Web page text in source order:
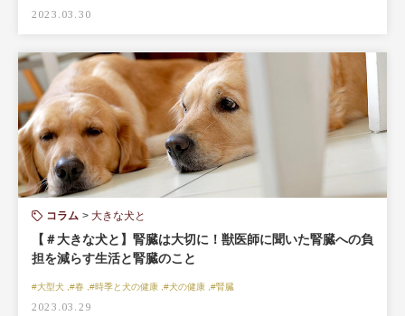
2023.03.30
コラム 大きな犬と
【＃大きな犬と】腎臓は大切に！獣医師に聞いた腎臓への負
担を減らす生活と腎臓のこと
#大型犬 ,#春 ,#時季と犬の健康 ,#犬の健康 ,#腎臓
2023.03.29